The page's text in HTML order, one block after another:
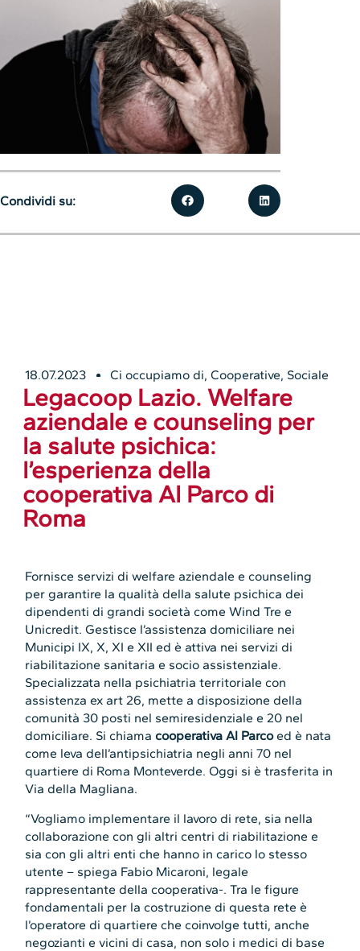
18.07.2023 Ci occupiamo di,Cooperative, Sociale
Legacoop Lazio. Welfare
aziendale e counseling per
la salute psichica:
l’esperienza della
cooperativa Al Parco di
Roma
Fornisce servizi di welfare aziendale e counseling
per garantire la qualità della salute psichica dei
dipendenti di grandi società come Wind Tre e
Unicredit. Gestisce l’assistenza domiciliare nei
Municipi IX, X, XI e XII ed è attiva nei servizi di
riabilitazione sanitaria e socio assistenziale.
Specializzata nella psichiatria territoriale con
assistenza ex art 26, mette a disposizione della
comunità 30 posti nel semiresidenziale e 20 nel
domiciliare. Si chiamacooperativa Al Parcoed è nata
come leva dell’antipsichiatria negli anni 70 nel
quartiere di Roma Monteverde. Oggi si è trasferita in
Via della Magliana.
“Vogliamo implementare il lavoro di rete, sia nella
collaborazione con gli altri centri di riabilitazione e
sia con gli altri enti che hanno in carico lo stesso
utente – spiega Fabio Micaroni, legale
rappresentante della cooperativa-. Tra le figure
fondamentali per la costruzione di questa rete è
l’operatore di quartiere che coinvolge tutti, anche
negozianti e vicini di casa, non solo i medici di base
Condividi su: